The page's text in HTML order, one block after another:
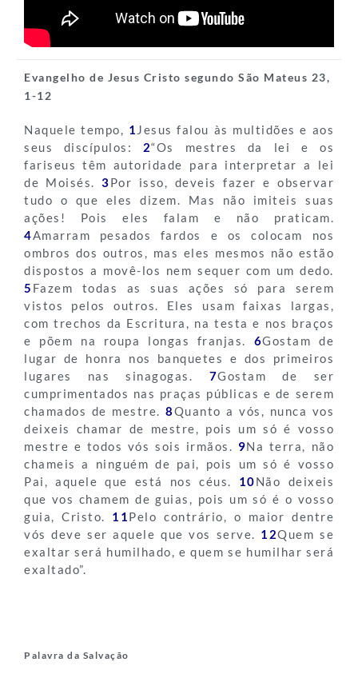
Evangelho de Jesus Cristo segundo São Mateus 23,
1-12
Naquele tempo, 1 Jesus falou às multidões e aos
seus discípulos: 2“Os mestres da lei e os
fariseus têm autoridade para interpretar a lei
de Moisés.3Por isso, deveis fazer e observar
tudo o que eles dizem. Mas não imiteis suas
ações! Pois eles falam e não praticam.
4Amarram pesados fardos e os colocam nos
ombros dos outros, mas eles mesmos não estão
dispostos a movê-los nem sequer com um dedo.
5 Fazem todas as suas ações só para serem
vistos pelos outros. Eles usam faixas largas,
com trechos da Escritura, na testa e nos braços
e põem na roupa longas franjas. 6Gostam de
lugar de honra nos banquetes e dos primeiros
lugares nas sinagogas. 7Gostam de ser
cumprimentados nas praças públicas e de serem
chamados de mestre. 8Quanto a vós, nunca vos
deixeis chamar de mestre, pois um só é vosso
mestre e todos vós sois irmãos. 9Na terra, não
chameis a ninguém de pai, pois um só é vosso
Pai, aquele que está nos céus. 10Não deixeis
que vos chamem de guias, pois um só é o vosso
guia, Cristo. 11Pelo contrário, o maior dentre
vós deve ser aquele que vos serve. 12Quem se
exaltar será humilhado, e quem se humilhar será
exaltado”.
Palavra da Salvação